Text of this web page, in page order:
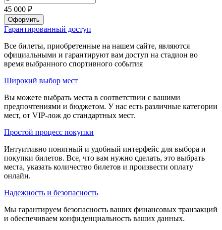
45 000 ₽
Оформить
Гарантированный доступ
Все билеты, приобретенные на нашем сайте, являются
официальными и гарантируют вам доступ на стадион во
время выбранного спортивного события
Широкий выбор мест
Вы можете выбрать места в соответствии с вашими
предпочтениями и бюджетом. У нас есть различные категории
мест, от VIP-лож до стандартных мест.
Простой процесс покупки
Интуитивно понятный и удобный интерфейс для выбора и
покупки билетов. Все, что вам нужно сделать, это выбрать
места, указать количество билетов и произвести оплату
онлайн.
Надежность и безопасность
Мы гарантируем безопасность ваших финансовых транзакций
и обеспечиваем конфиденциальность ваших данных.